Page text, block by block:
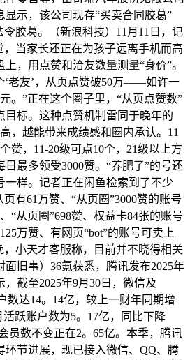
示，该公司现存“买卖合同胶葛”
令胶葛。（新浪科技）11月11日，记
，当家长还正在为孩子远离手机而高
，用点赞和洽友数量测量“身价”。
‘老友’，从页点赞破50万——如许一
。”正在这个圈子里，“从页点赞数”
目标。这种点赞机制雷同于晚年的
，越能带来成绩感和圈内承认。11
赞，11-20级可点10个，21级以上方
最多领受3000赞。“养肥了”的号还
一样。记者正在闲鱼检索到了不少
有61万赞、“从页圈”3000赞的账号
“从页圈”698赞、权益卡84张的账号
万赞、有网页“bot”的账号可卖上
，小天才客服称，目前并不晓得相关
旧事）36氪获悉，腾讯发布2025年
截至2025年9月30日，微信及
数达14。14亿，较上一财年同期增
跃账户数为5。17亿，同比下降
员数不变正在2。65亿。本季，腾讯
环节进展，现已接入微信、QQ、腾